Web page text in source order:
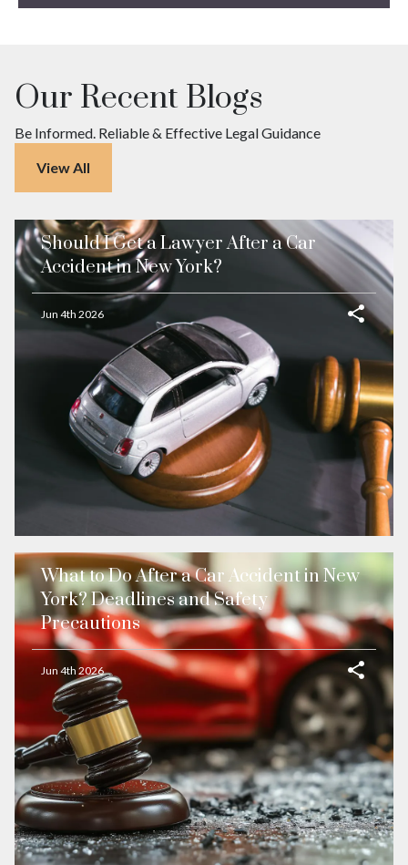
Our Recent Blogs
Be Informed. Reliable & Effective Legal Guidance
View All
Should I Get a Lawyer After a Car
Accident in New York?
Jun 4th 2026
What to Do After a Car Accident in New
York? Deadlines and Safety
Precautions
Jun 4th 2026